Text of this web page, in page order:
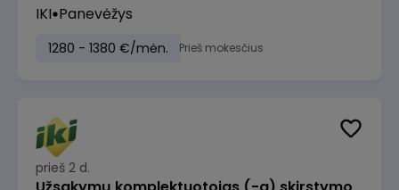
IKI Panevėžys
1280 - 1380 €/mėn. Prieš mokesčius
prieš 2 d.